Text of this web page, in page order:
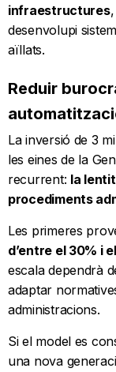
infraestructures
desenvolupi
aïllats.
Reduir
La inversió de 3
les eines de la
recurrent: la
procediments
Les primeres
d’entre el 30% i
escala dependrà
adaptar
administracions.
Si el model es
una nova